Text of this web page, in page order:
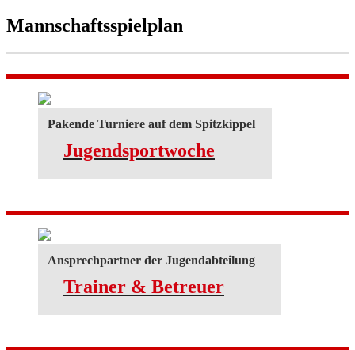
Mannschaftsspielplan
Pakende Turniere auf dem Spitzkippel
Jugendsportwoche
Ansprechpartner der Jugendabteilung
Trainer & Betreuer